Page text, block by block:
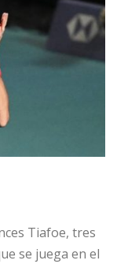
Tiafoe, tres
se juega en el